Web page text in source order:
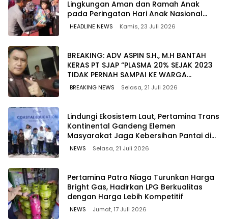
Lingkungan Aman dan Ramah Anak
pada Peringatan Hari Anak Nasional
2026
HEADLINE NEWS Kamis, 23 Juli 2026
BREAKING: ADV ASPIN S.H., M.H BANTAH
KERAS PT SJAP “PLASMA 20% SEJAK 2023
TIDAK PERNAH SAMPAI KE WARGA
WAWOONE!
BREAKING NEWS Selasa, 21 Juli 2026
Lindungi Ekosistem Laut, Pertamina Trans
Kontinental Gandeng Elemen
Masyarakat Jaga Kebersihan Pantai di
Bitung, Sulawesi
NEWS Selasa, 21 Juli 2026
Pertamina Patra Niaga Turunkan Harga
Bright Gas, Hadirkan LPG Berkualitas
dengan Harga Lebih Kompetitif
NEWS Jumat, 17 Juli 2026